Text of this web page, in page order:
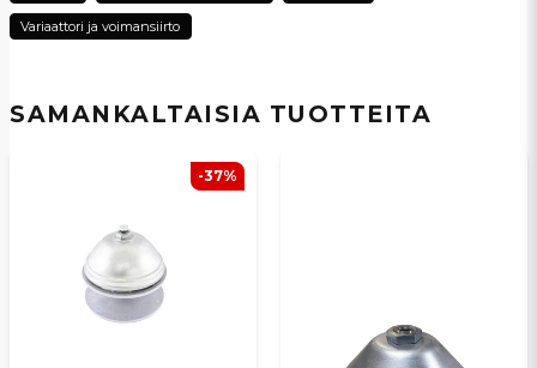
SAMANKALTAISIA ​​TUOTTEITA
-37%
Variaattori ja voimansiirto